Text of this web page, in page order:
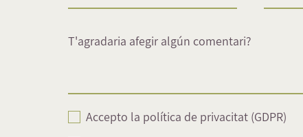
T'agradaria afegir algún comentari?
Accepto la política de privacitat (GDPR)